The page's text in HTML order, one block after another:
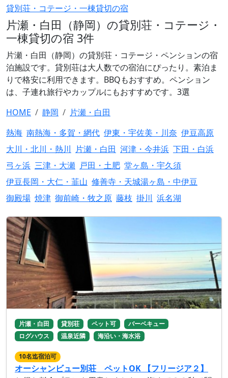
貸別荘・コテージ・一棟貸切の宿
片瀬・白田（静岡）の貸別荘・コテージ・
一棟貸切の宿 3件
片瀬・白田（静岡）の貸別荘・コテージ・ペンションの宿
泊施設です。貸別荘は大人数での宿泊にぴったり。素泊ま
りで格安に利用できます。BBQもおすすめ。ペンション
は、子連れ旅行やカップルにもおすすめです。3選
HOME
静岡
片瀬・白田
熱海 南熱海・多賀・網代 伊東・宇佐美・川奈 伊豆高原
大川・北川・熱川 片瀬・白田 河津・今井浜 下田・白浜
弓ヶ浜 三津・大瀬 戸田・土肥 堂ヶ島・宇久須
伊豆長岡・大仁・韮山 修善寺・天城湯ヶ島・中伊豆
御殿場 焼津 御前崎・牧之原 藤枝 掛川 浜名湖
片瀬・白田 貸別荘 ペット可
バーベキュー
ログハウス
温泉近隣 海沿い・海水浴
10名迄宿泊可
オーシャンビュー別荘 ペットOK 【フリージア２】